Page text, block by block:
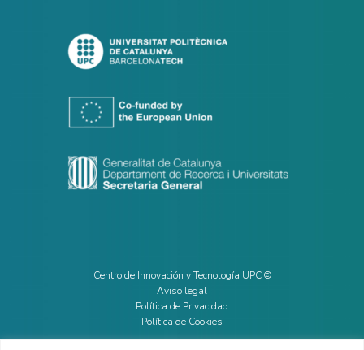
Centro de Innovación y Tecnología UPC ©
Aviso legal
Política de Privacidad
Política de Cookies